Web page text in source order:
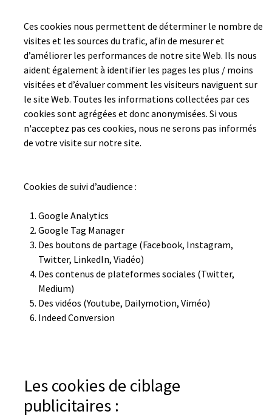
Ces cookies nous permettent de déterminer le nombre de
visites et les sources du trafic, afin de mesurer et
d’améliorer les performances de notre site Web. Ils nous
aident également à identifier les pages les plus / moins
visitées et d’évaluer comment les visiteurs naviguent sur
le site Web. Toutes les informations collectées par ces
cookies sont agrégées et donc anonymisées. Si vous
n'acceptez pas ces cookies, nous ne serons pas informés
de votre visite sur notre site.
Cookies de suivi d’audience :
Google Analytics
Google Tag Manager
Des boutons de partage (Facebook, Instagram,
Twitter, LinkedIn, Viadéo)
Des contenus de plateformes sociales (Twitter,
Medium)
Des vidéos (Youtube, Dailymotion, Viméo)
Indeed Conversion
Les cookies de ciblage
publicitaires :